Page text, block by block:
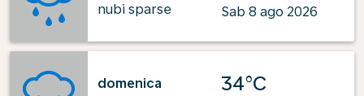
nubi sparse
Sab 8 ago 2026
domenica
34°C